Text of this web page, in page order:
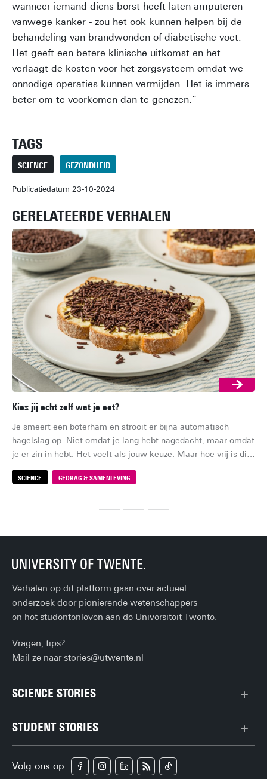
wanneer iemand diens borst heeft laten amputeren
vanwege kanker - zou het ook kunnen helpen bij de
behandeling van brandwonden of diabetische voet.
Het geeft een betere klinische uitkomst en het
verlaagt de kosten voor het zorgsysteem omdat we
onnodige operaties kunnen vermijden. Het is immers
beter om te voorkomen dan te genezen.”
TAGS
SCIENCE GEZONDHEID
Publicatiedatum 23-10-2024
GERELATEERDE VERHALEN
SCIENCE GEDRAG & SAMENLEVING
Kies jij echt zelf wat je eet?
Je smeert een boterham en strooit er bijna automatisch
hagelslag op. Niet omdat je lang hebt nagedacht, maar omdat
je er zin in hebt. Het voelt als jouw keuze. Maar hoe vrij is die
Verhalen op dit platform gaan over actueel
onderzoek door pionierende wetenschappers
en het studentenleven aan de Universiteit Twente.
Vragen, tips?
Mail ze naarstories@utwente.nl
SCIENCE STORIES
Gezondheid
STUDENT STORIES
Campus
Volg ons op